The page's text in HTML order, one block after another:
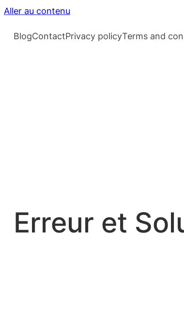
Aller au contenu
BlogContactPrivacy policyTerms and
Erreur et